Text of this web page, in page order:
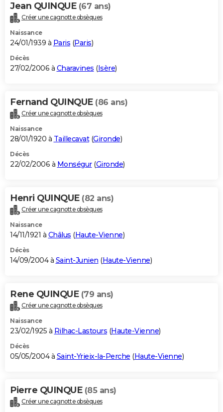
Jean QUINQUE (67 ans)
Créer une cagnotte obsèques
Naissance
24/01/1939 à Paris (Paris)
Décès
27/02/2006 à Charavines (Isère)
Fernand QUINQUE (86 ans)
Créer une cagnotte obsèques
Naissance
28/01/1920 à Taillecavat(Gironde)
Décès
22/02/2006 à Monségur(Gironde)
Henri QUINQUE (82 ans)
Créer une cagnotte obsèques
Naissance
14/11/1921 à Châlus (Haute-Vienne)
Décès
14/09/2004 à Saint-Junien (Haute-Vienne)
Rene QUINQUE (79 ans)
Créer une cagnotte obsèques
Naissance
23/02/1925 à Rilhac-Lastours (Haute-Vienne)
Décès
05/05/2004 à Saint-Yrieix-la-Perche (Haute-Vienne)
Pierre QUINQUE (85 ans)
Créer une cagnotte obsèques